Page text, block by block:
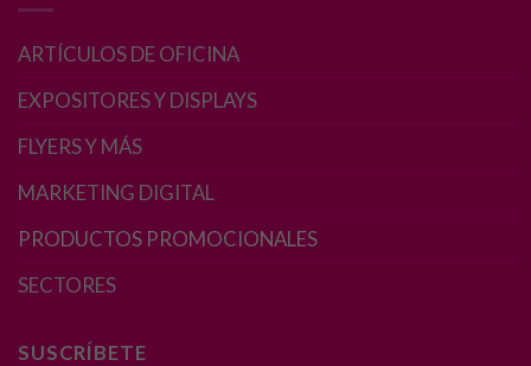
ARTÍCULOS DE OFICINA
EXPOSITORES Y DISPLAYS
FLYERS Y MÁS
MARKETING DIGITAL
PRODUCTOS PROMOCIONALES
SECTORES
SUSCRÍBETE
base a cómo